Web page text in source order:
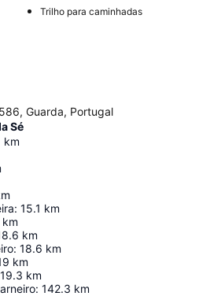
Trilho para caminhadas
Guarda, Portugal
Sé
km
: 15.1 km
km
km
: 18.6 km
km
19.3 km
: 142.3 km